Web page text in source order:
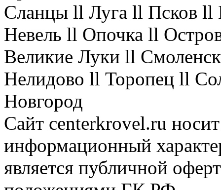
Сланцы ll Луга ll Псков
Невель ll Опочка ll
Великие Луки ll
Нелидово ll Торопец ll
Новгород
Сайт centerkrovel.ru
информационный
является публичной